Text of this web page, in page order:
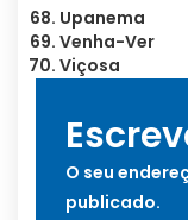
Upanema
Venha-Ver
Viçosa
O seu
publicado.